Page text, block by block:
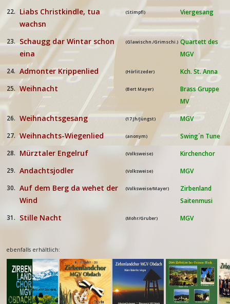
22.
Liabs Christkindle, tua
wachsn
(Stimpfl) Viergesang
23.
Schaugg dar Wintar schon
eina
(Glawischn./Grimschi.) Quartett des
MGV
24. Admonter Krippenlied (Hörlitzeder) Kch. St. Anna
25. Weihnacht (Bert Mayer)
Brass Gruppe
MV
26. Weihnachtsgesang (17.Jh/Jüngst) MGV
27. Weihnachts-Wiegenlied (anonym) Swing´n Tune
28. Mürztaler Engelruf (Volksweise) Kirchenchor
29. Andachtsjodler (Volksweise) MGV
30. Auf dem Berg da wehet der
Wind
(Volksweise/Mayer)
Zirbenland
Saitenmusi
31. Stille Nacht (Mohr/Gruber) MGV
ebenfalls erhältlich: